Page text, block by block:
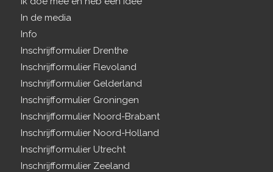
In de media
Info
Inschrijfformulier Drenthe
Inschrijfformulier Flevoland
Inschrijfformulier Gelderland
Inschrijfformulier Groningen
Inschrijfformulier Noord-Brabant
Inschrijfformulier Noord-Holland
Inschrijfformulier Utrecht
Inschrijfformulier Zeeland